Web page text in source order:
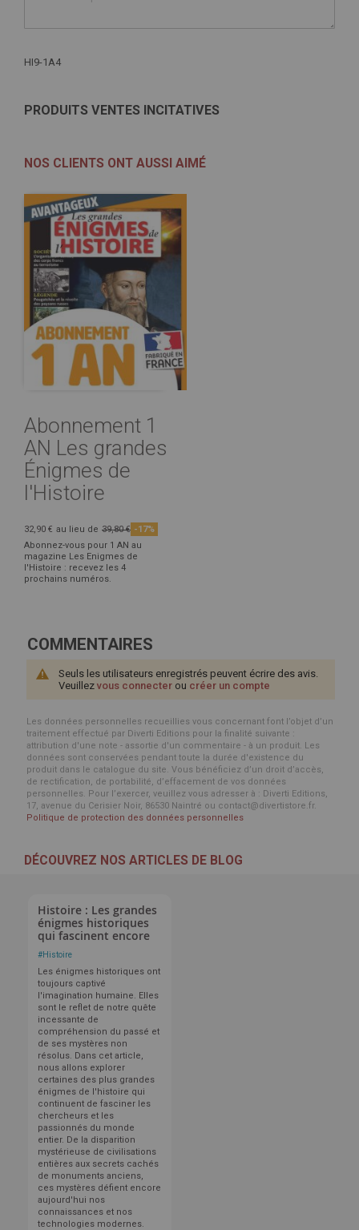
Plus
HI9-1A4
PRODUITS VENTES INCITATIVES
NOS CLIENTS ONT AUSSI AIMÉ
Abonnement 1
AN Les grandes
Énigmes de
l'Histoire
32,90 € au lieu de 39,80 € -17%
Abonnez-vous pour 1 AN au
magazine Les Enigmes de
l'Histoire : recevez les 4
prochains numéros.
COMMENTAIRES
Seuls les utilisateurs enregistrés peuvent écrire des avis.
Veuillez vous connecter ou créer un compte
Les données personnelles recueillies vous concernant font l’objet d’un
traitement effectué par Diverti Editions pour la finalité suivante :
attribution d'une note - assortie d'un commentaire - à un produit. Les
données sont conservées pendant toute la durée d'existence du
produit dans le catalogue du site. Vous bénéficiez d’un droit d’accès,
de rectification, de portabilité, d’effacement de vos données
personnelles. Pour l’exercer, veuillez vous adresser à : Diverti Editions,
17, avenue du Cerisier Noir, 86530 Naintré ou contact@divertistore.fr.
Politique de protection des données personnelles
DÉCOUVREZ NOS ARTICLES DE BLOG
Histoire : Les grandes
énigmes historiques
qui fascinent encore
#Histoire
Les énigmes historiques ont
toujours captivé
l'imagination humaine. Elles
sont le reflet de notre quête
incessante de
compréhension du passé et
de ses mystères non
résolus. Dans cet article,
nous allons explorer
certaines des plus grandes
énigmes de l'histoire qui
continuent de fasciner les
chercheurs et les
passionnés du monde
entier. De la disparition
mystérieuse de civilisations
entières aux secrets cachés
de monuments anciens,
ces mystères défient encore
aujourd'hui nos
connaissances et nos
technologies modernes.